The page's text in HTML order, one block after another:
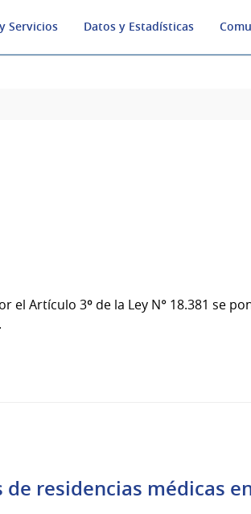
Servicios Datos y Estadísticas
Artículo 3º de la Ley N° 18.381 se
residencias médicas